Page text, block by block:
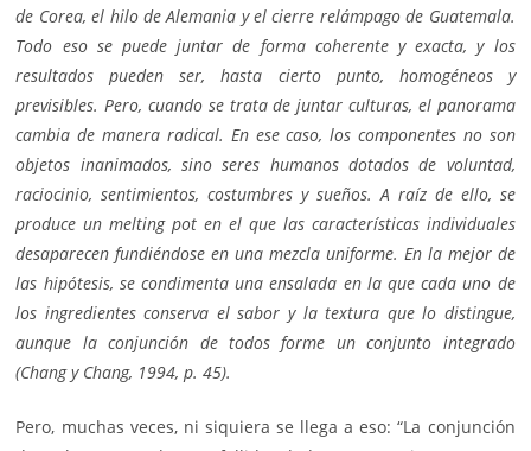
de Corea, el hilo de Alemania y el cierre relámpago de Guatemala.
Todo eso se puede juntar de forma coherente y exacta, y los
resultados pueden ser, hasta cierto punto, homogéneos y
previsibles. Pero, cuando se trata de juntar culturas, el panorama
cambia de manera radical. En ese caso, los componentes no son
objetos inanimados, sino seres humanos dotados de voluntad,
raciocinio, sentimientos, costumbres y sueños. A raíz de ello, se
produce un melting pot en el que las características individuales
desaparecen fundiéndose en una mezcla uniforme. En la mejor de
las hipótesis, se condimenta una ensalada en la que cada uno de
los ingredientes conserva el sabor y la textura que lo distingue,
aunque la conjunción de todos forme un conjunto integrado
(Chang y Chang, 1994, p. 45).
Pero, muchas veces, ni siquiera se llega a eso: “La conjunción